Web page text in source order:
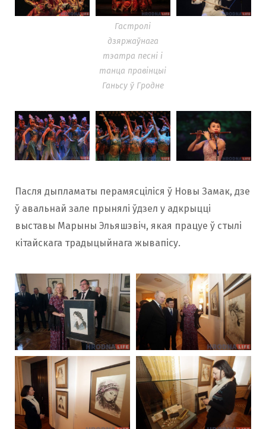
Гастролі
дзяржаўнага
тэатра песні і
танца правінцыі
Ганьсу ў Гродне
Пасля дыпламаты перамясціліся ў Новы Замак, дзе
ў авальнай зале прынялі ўдзел у адкрыцці
выставы Марыны Эльяшэвіч, якая працуе ў стылі
кітайскага традыцыйнага жывапісу.